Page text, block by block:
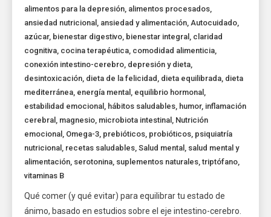
alimentos para la depresión alimentos procesados
ansiedad nutricional
ansiedad y alimentación Autocuidado
azúcar, bienestar digestivo bienestar integral
claridad
cognitiva cocina terapéutica comodidad alimenticia
conexión intestino-cerebro depresión y dieta
desintoxicación dieta de la felicidad dieta equilibrada dieta
mediterránea energía mental equilibrio hormonal
estabilidad emocional
hábitos saludables humor, inflamación
cerebral
magnesio microbiota intestinal
Nutrición
emocional
Omega-3 prebióticos probióticos psiquiatría
nutricional
recetas saludables ,Salud mental
salud mental y
alimentación serotonina suplementos naturales ,triptófano
vitaminas B
Qué comer (y qué evitar) para equilibrar tu estado de
ánimo, basado en estudios sobre el eje intestino-cerebro.